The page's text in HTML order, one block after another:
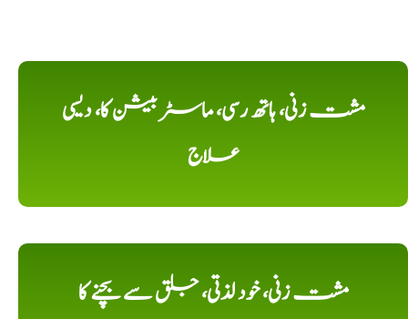
مشت زنی، ہاتھ رسی، ماسٹر بیشن کا، دیسی
علاج
مشت زنی، خود لذتی، جلق سے بچنے کا